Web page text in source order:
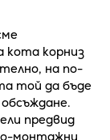
кота корниз
на по-
той да бъде
предвид
монтажни